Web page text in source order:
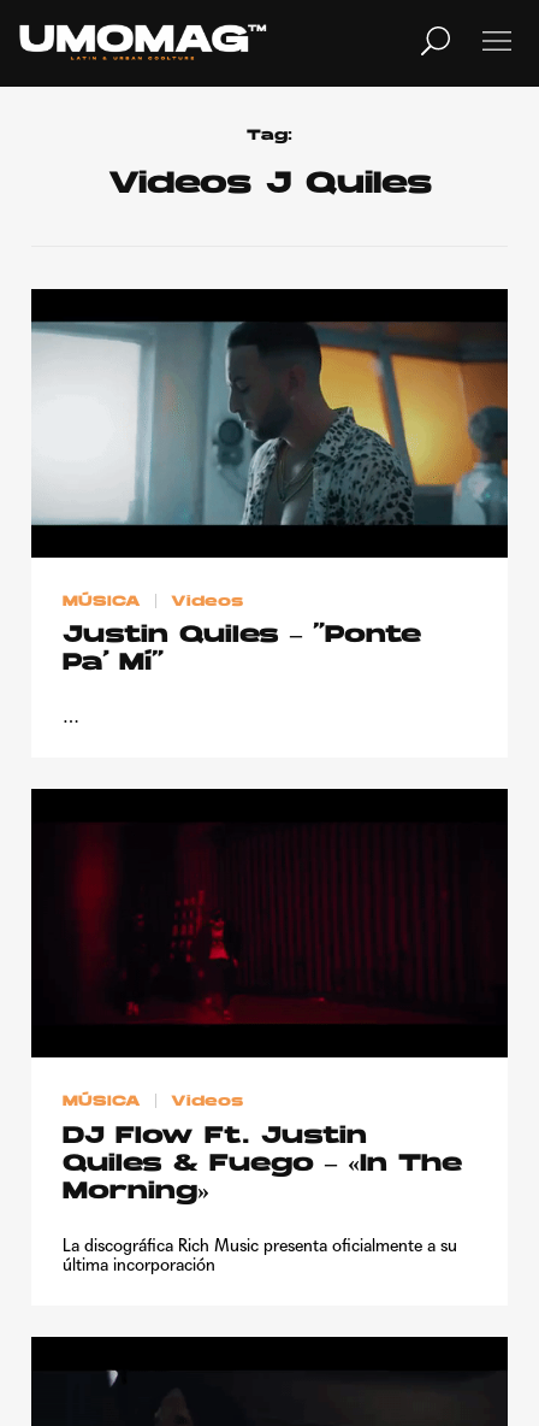
Home
Cover Story
Publicidad
Contacto
Tag:
Videos J Quiles
MÚSICA Videos
Justin Quiles – “Ponte
Pa’ Mí”
…
MÚSICA Videos
DJ Flow Ft. Justin
Quiles & Fuego – «In The
Morning»
La discográfica Rich Music presenta oficialmente a su
última incorporación